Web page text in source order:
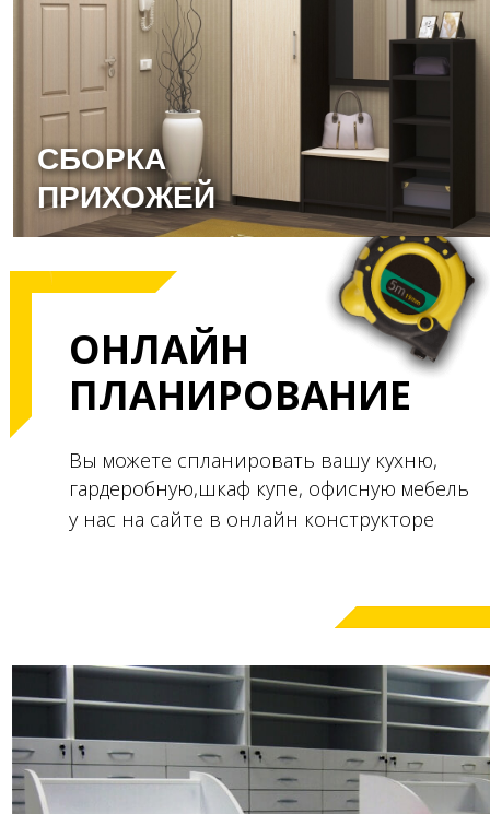
СБОРКА
ПРИХОЖЕЙ
гардеробную,шкаф купе, офисную мебель
у нас на сайте в онлайн конструкторе
Вы можете спланировать вашу кухню,
ОНЛАЙН
ПЛАНИРОВАНИЕ